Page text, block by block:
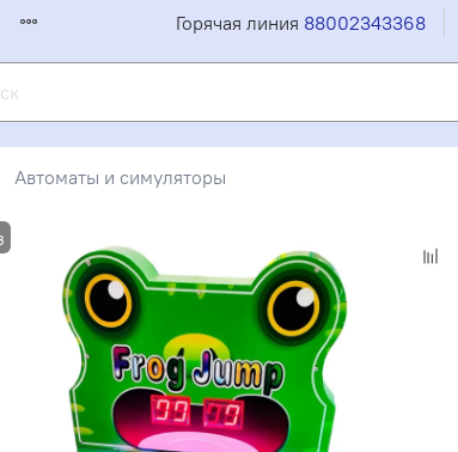
Горячая линия 88002343368
Автоматы и симуляторы